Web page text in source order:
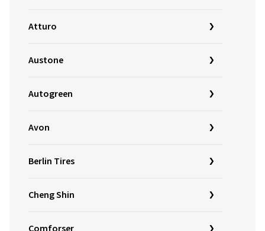
Atturo
Austone
Autogreen
Avon
Berlin Tires
Cheng Shin